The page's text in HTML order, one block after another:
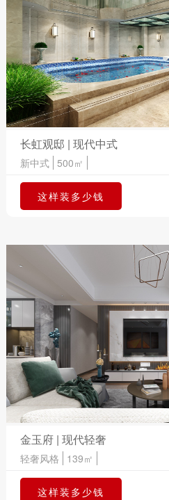
长虹观邸 | 现代中式
新中式 500㎡
这样装多少钱
金玉府 | 现代轻奢
轻奢风格 139㎡
这样装多少钱